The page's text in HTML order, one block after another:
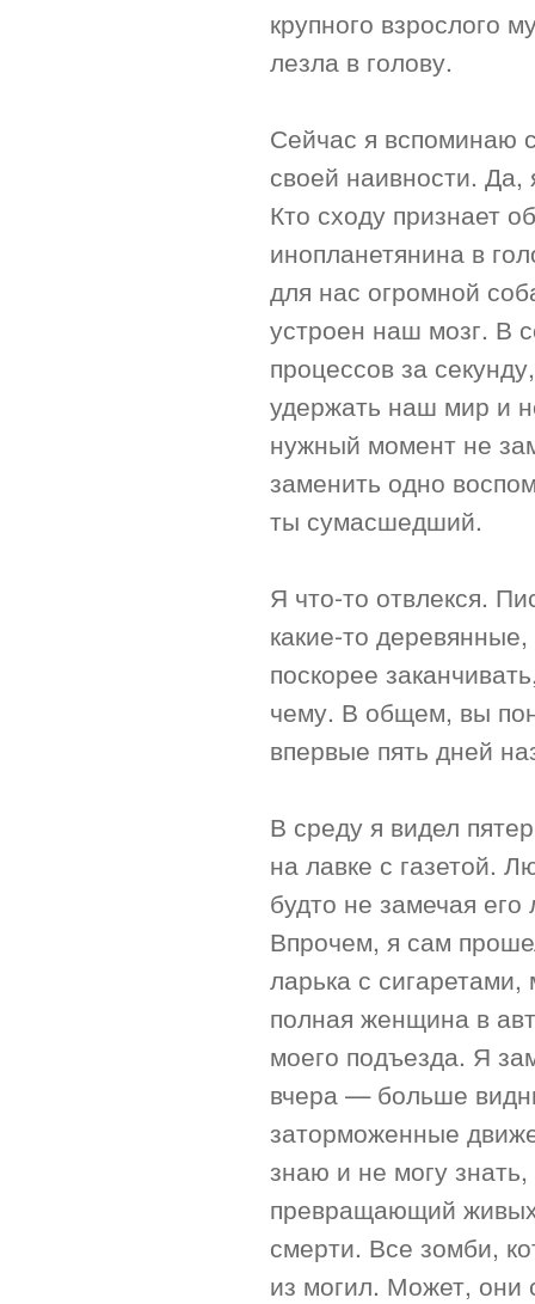
крупного взрослого
лезла в голову.
Сейчас я вспоминаю
своей наивности.
Кто сходу признает
инопланетянина в
для нас огромной
устроен наш мозг. В
процессов за
удержать наш мир и
нужный момент не
заменить одно
ты сумасшедший.
Я что-то отвлекся.
какие-то
поскорее
чему. В общем, вы
впервые пять дней
В среду я видел
на лавке с газетой.
будто не замечая
Впрочем, я сам
ларька с
полная женщина в
моего подъезда. Я
вчера — больше
заторможенные
знаю и не могу
превращающий
смерти. Все зомби,
из могил. Может, они